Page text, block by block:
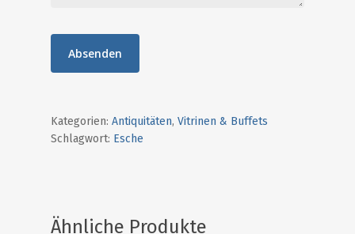
Kategorien: Antiquitäten, Vitrinen & Buffets
Schlagwort: Esche
Ähnliche Produkte
0641-20102470